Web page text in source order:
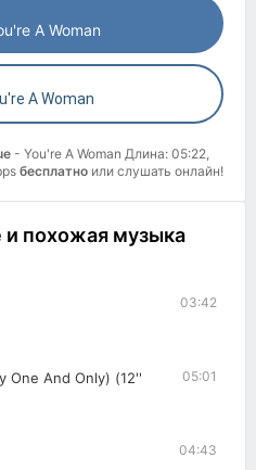
A Woman
A Woman
- You're A Woman Длина: 05:22,
бесплатно или слушать онлайн!
и похожая музыка
03:42
One And Only) (12''
05:01
04:43